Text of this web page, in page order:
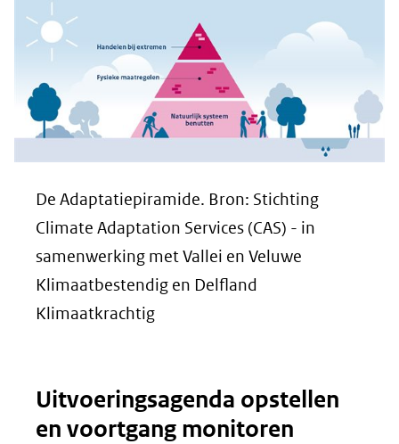
De Adaptatiepiramide. Bron: Stichting
Climate Adaptation Services (CAS) - in
samenwerking met Vallei en Veluwe
Klimaatbestendig en Delfland
Klimaatkrachtig
Uitvoeringsagenda opstellen
en voortgang monitoren